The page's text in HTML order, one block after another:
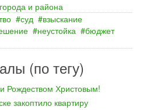
и района
суд
взыскание
неустойка
бюджет
(по тегу)
Рождеством Христовым!
закоптило квартиру